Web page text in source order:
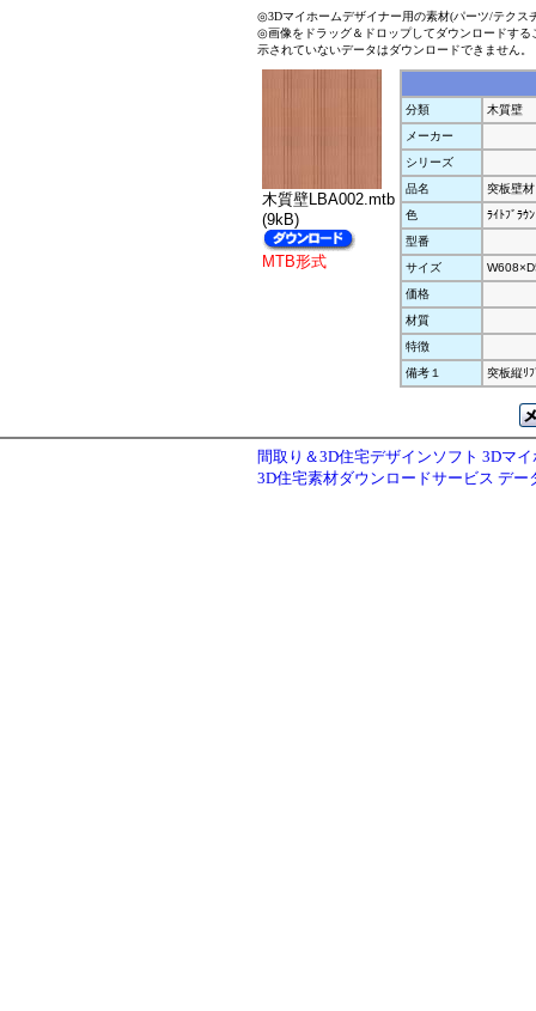
◎3Dマイホームデザイナー用の素材(パーツ/テクス
◎画像をドラッグ＆ドロップしてダウンロードす
示されていないデータはダウンロードできません。
木質壁LBA002.mtb
(9kB)
MTB形式
分類
木質壁
メーカー
シリーズ
品名
突板壁材
色
ﾗｲﾄﾌﾞﾗｳﾝ
型番
サイズ
価格
材質
特徴
備考１
突板縦ﾘﾌ
間取り＆3D住宅デザインソフト 3Dマ
3D住宅素材ダウンロードサービス デー